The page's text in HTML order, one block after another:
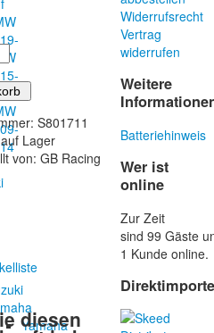
Yamaha
S801711
Lager
von: GB Racing
diesen
Widerrufsrecht
Vertrag
widerrufen
Weitere
Batteriehinweis
Wer ist
online
Zur Zeit
sind 99 Gäste
1 Kunde online.